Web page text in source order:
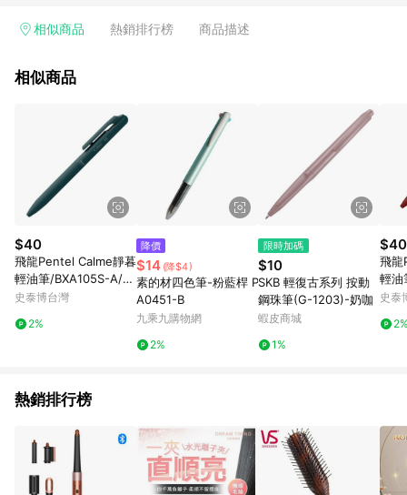
Smart mobile、神腦生活、JS巨盛、樂天KOBO電子書，請詳閱
台灣樂天市場，並在同一瀏覽器於24小時內結帳，才享有 LINE
市場 45 天內完成訂單出貨及結帳，則不符合贈點資格。 (4) 如
使用APP、或中途瀏覽比價網、回饋網、Google等其他網頁、或
由網頁版(電腦版/手機版網頁)切換為App都將會造成追蹤中斷而
無法進行 LINE POINTS 回饋。 (5) LINE 購物為購物資訊整合性
平台，商品資料更新會有時間差，如顯示之商品規格、顏色、價
位、贈品與台灣樂天市場銷售網頁不符，以銷售網頁標示為準。
(6) 導購訂單已逾 365 天，根據台灣樂天回饋規定，逾期訂單將
不符合回饋資格。 (7) 若上述或其他原因，致使消費者無接收到
點數回饋或點數回饋有爭議，台灣樂天市場保有更改條款與法律
追訴之權利，活動詳情以樂天市場網站公告為準。
相似商品 熱銷排行榜 商品描述
相似商品
$40
飛龍Pentel Calme靜暮
輕油筆/BXA105S-A/綠
松石桿黑芯/0.5mm
史泰博台灣
2%
降價
$14 (降$4)
素的材四色筆-粉藍桿 P
A0451-B
九乘九購物網
2%
限時加碼
$10
SKB 輕復古系列 按動
鋼珠筆(G-1203)-奶咖
蝦皮商城
1%
$40
飛龍
輕油
桿
史泰
熱銷排行榜